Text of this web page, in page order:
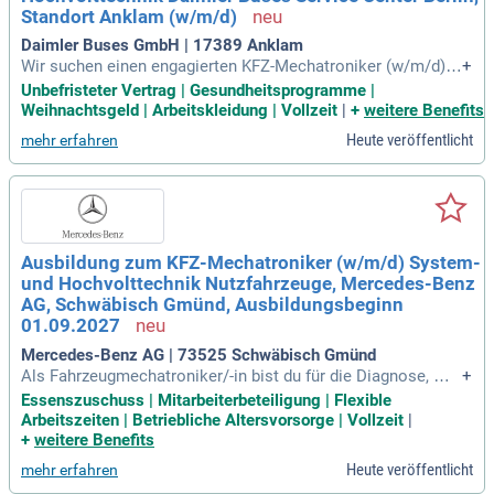
unterstützen.
Standort Anklam (w/m/d)
Daimler Buses GmbH | 17389 Anklam
Wir suchen einen engagierten KFZ-Mechatroniker (w/m/d)
mit technischer Berufsausbildung und idealerweise Erfahrun
g im Nutzfahrzeugbereich. Teamfähigkeit und eine kundenor
eschäftigungssichernden Maßnahmen bis 2033 und einem u
nbefristeten Arbeitsplatz. Genießen Sie 30 Tage Urlaub bei e
iner 36-Stunden-Woche und attraktiven Altersvorsorgeoptio
nen, einschließlich geldwertem Arbeitgeberzuschuss. Regel
mäßige Schulungen und Weiterbildungsmöglichkeiten, wie I
nhouse-Kurse und LinkedIn Learning, fördern Ihre Karriere. E
ntdecken Sie außerdem umfassende Mobilitätsangebote, da
runter Mitarbeiterleasing für PKWs und E-Bikes mit Zuschus
s vom Arbeitgeber.
+
Unbefristeter Vertrag | Gesundheitsprogramme |
Weihnachtsgeld | Arbeitskleidung | Vollzeit
+ weitere Benefits
mehr erfahren Heute veröffentlicht
Ausbildung zum KFZ-Mechatroniker (w/m/d) System-
und Hochvolttechnik Nutzfahrzeuge, Mercedes-Benz
AG, Schwäbisch Gmünd, Ausbildungsbeginn
01.09.2027
Mercedes-Benz AG | 73525 Schwäbisch Gmünd
Als Fahrzeugmechatroniker/-in bist du für die Diagnose, War
tung und Einstellung von Fahrzeugen und mechatronischen
Systemen zuständig. Dies umfasst Bremsen, Lenkungen so
wie Automatikgetriebe und Motormanagement. Mit einem f
st du in der Lage, moderne Fahrzeugtechnologien zu nutzen.
+
Essenszuschuss | Mitarbeiterbeteiligung | Flexible
Arbeitszeiten | Betriebliche Altersvorsorge | Vollzeit |
+ weitere Benefits
mehr erfahren Heute veröffentlicht